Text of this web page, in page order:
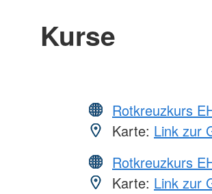
Kurse
Rotkreuzkurs
Karte: Link zur
Rotkreuzkurs
Karte: Link zur